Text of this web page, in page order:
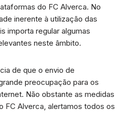
do FC Alverca. No
inerente à utilização das
importa regular algumas
neste âmbito.
de que o envio de
preocupação para os
Não obstante as medidas
FC Alverca, alertamos todos os